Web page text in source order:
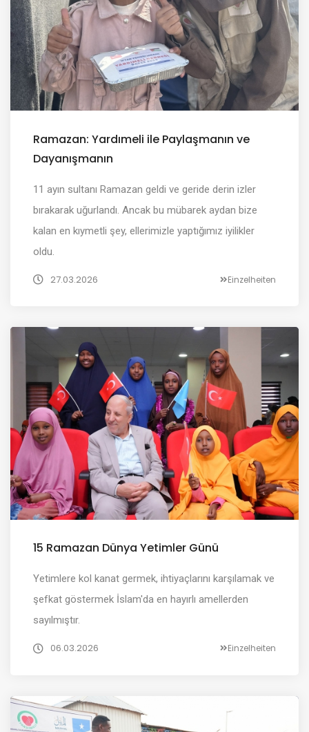
Ramazan: Yardımeli ile Paylaşmanın ve
Dayanışmanın
11 ayın sultanı Ramazan geldi ve geride derin izler
bırakarak uğurlandı. Ancak bu mübarek aydan bize
kalan en kıymetli şey, ellerimizle yaptığımız iyilikler
oldu.
27.03.2026 Einzelheiten
15 Ramazan Dünya Yetimler Günü
Yetimlere kol kanat germek, ihtiyaçlarını karşılamak ve
şefkat göstermek İslam'da en hayırlı amellerden
sayılmıştır.
06.03.2026 Einzelheiten